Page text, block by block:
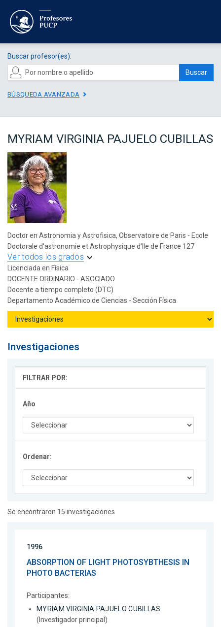
Buscar profesor(es):
Buscar
BÚSQUEDA AVANZADA
MYRIAM VIRGINIA PAJUELO CUBILLAS
Doctor en Astronomia y Astrofisica, Observatoire de Paris - Ecole
Doctorale d'astronomie et Astrophysique d'Ile de France 127
Ver todos los grados
Licenciada en Física
DOCENTE ORDINARIO - ASOCIADO
Docente a tiempo completo (DTC)
Departamento Académico de Ciencias - Sección Física
Investigaciones
FILTRAR POR:
Año
Ordenar:
Se encontraron 15 investigaciones
1996
ABSORPTION OF LIGHT PHOTOSYBTHESIS IN
PHOTO BACTERIAS
Participantes:
MYRIAM VIRGINIA PAJUELO CUBILLAS
(Investigador principal)